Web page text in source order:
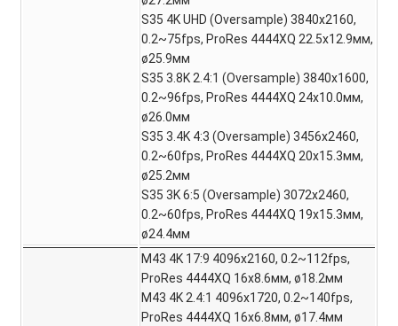
S35 4K UHD (Oversample) 3840x2160,
0.2~75fps, ProRes 4444XQ 22.5x12.9мм,
ø25.9мм
S35 3.8K 2.4:1 (Oversample) 3840x1600,
0.2~96fps, ProRes 4444XQ 24x10.0мм,
ø26.0мм
S35 3.4K 4:3 (Oversample) 3456x2460,
0.2~60fps, ProRes 4444XQ 20x15.3мм,
ø25.2мм
S35 3K 6:5 (Oversample) 3072x2460,
0.2~60fps, ProRes 4444XQ 19x15.3мм,
ø24.4мм
M43 4K 17:9 4096x2160, 0.2~112fps,
ProRes 4444XQ 16x8.6мм, ø18.2мм
M43 4K 2.4:1 4096x1720, 0.2~140fps,
ProRes 4444XQ 16x6.8мм, ø17.4мм